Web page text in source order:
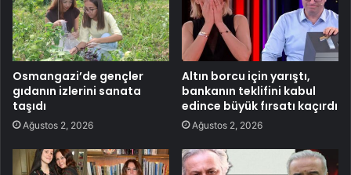
Osmangazi’de gençler
gıdanın izlerini sanata
taşıdı
Ağustos 2, 2026
Altın borcu için yarıştı,
bankanın teklifini kabul
edince büyük fırsatı kaçırdı
Ağustos 2, 2026